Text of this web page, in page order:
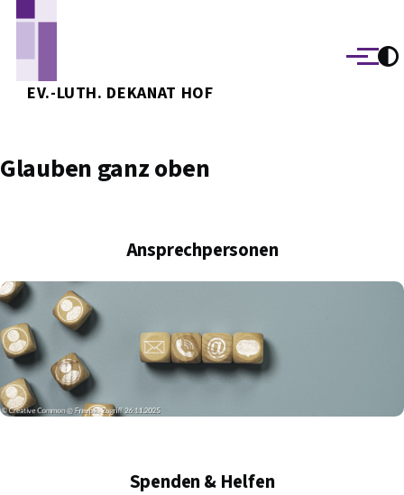
EV.-LUTH. DEKANAT HOF
Menü
Glauben ganz oben
Ansprechpersonen
Spenden & Helfen